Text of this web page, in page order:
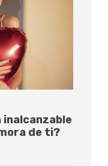
inalcanzable
de ti?